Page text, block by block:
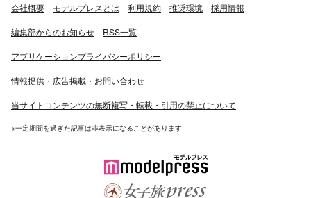
会社概要 モデルプレスとは 利用規約 推奨環境 採用情報
編集部からのお知らせ RSS一覧
アプリケーションプライバシーポリシー
情報提供・広告掲載・お問い合わせ
当サイトコンテンツの無断複写・転載・引用の禁止について
※一定期間を過ぎた記事は非表示になることがあります